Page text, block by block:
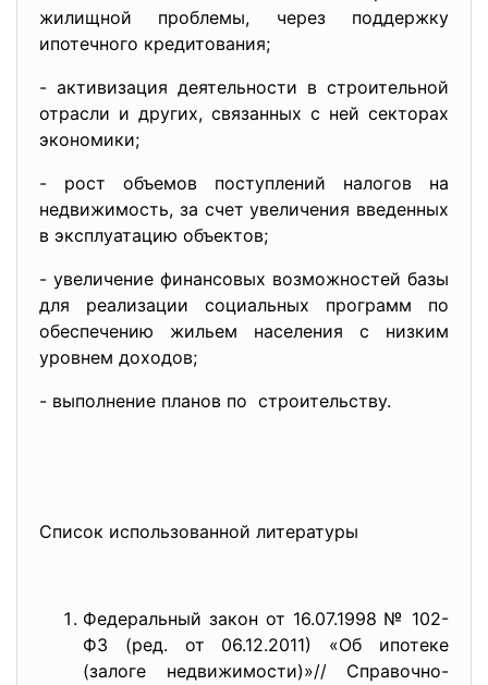
жилищной проблемы, через поддержку
ипотечного кредитования;
- активизация деятельности в строительной
отрасли и других, связанных с ней секторах
экономики;
- рост объемов поступлений налогов на
недвижимость, за счет увеличения введенных
в эксплуатацию объектов;
- увеличение финансовых возможностей базы
для реализации социальных программ по
обеспечению жильем населения с низким
уровнем доходов;
- выполнение планов по строительству.
Список использованной литературы
Федеральный закон от 16.07.1998 № 102-
ФЗ (ред. от 06.12.2011) «Об ипотеке
(залоге недвижимости)»// Справочно-